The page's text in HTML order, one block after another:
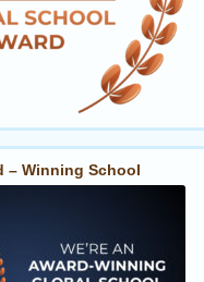
– Winning School